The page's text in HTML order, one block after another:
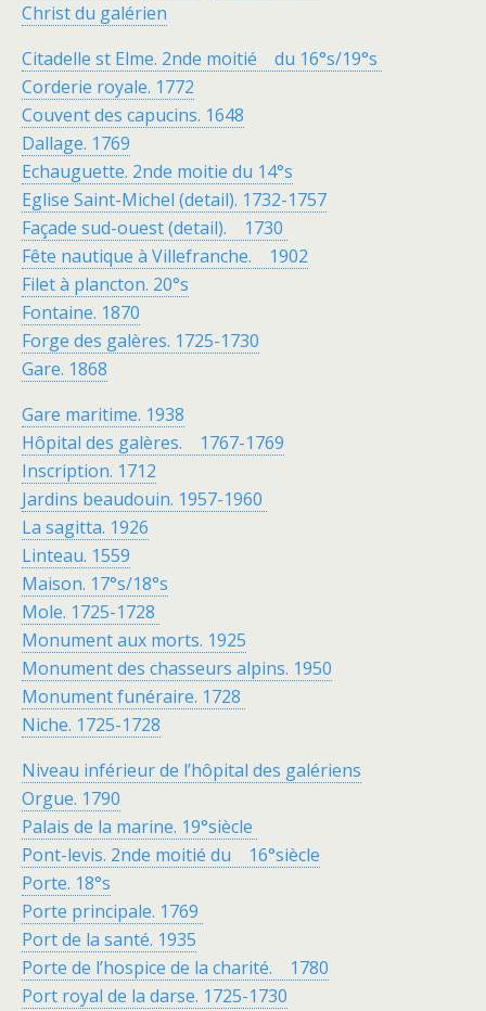
Christ du galérien
Citadelle st Elme. 2nde moitié du 16°s/19°s
Corderie royale. 1772
Couvent des capucins. 1648
Dallage. 1769
Echauguette. 2nde moitie du 14°s
Eglise Saint-Michel (detail). 1732-1757
Façade sud-ouest (detail). 1730
Fête nautique à Villefranche. 1902
Filet à plancton. 20°s
Fontaine. 1870
Forge des galères. 1725-1730
Gare. 1868
Gare maritime. 1938
Hôpital des galères. 1767-1769
Inscription. 1712
Jardins beaudouin. 1957-1960
La sagitta. 1926
Linteau. 1559
Maison. 17°s/18°s
Mole. 1725-1728
Monument aux morts. 1925
Monument des chasseurs alpins. 1950
Monument funéraire. 1728
Niche. 1725-1728
Niveau inférieur de l’hôpital des galériens
Orgue. 1790
Palais de la marine. 19°siècle
Pont-levis. 2nde moitié du 16°siècle
Porte. 18°s
Porte principale. 1769
Port de la santé. 1935
Porte de l’hospice de la charité. 1780
Port royal de la darse. 1725-1730